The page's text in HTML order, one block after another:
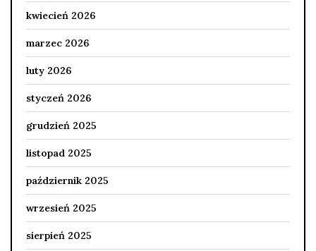
kwiecień 2026
marzec 2026
luty 2026
styczeń 2026
grudzień 2025
listopad 2025
październik 2025
wrzesień 2025
sierpień 2025